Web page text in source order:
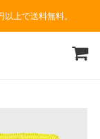
上で送料無料。